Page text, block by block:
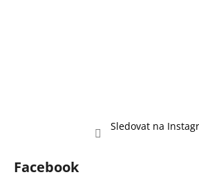
Sledovat na
Facebook